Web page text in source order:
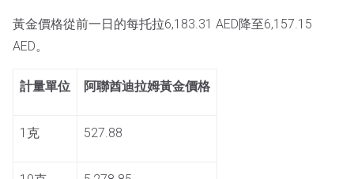
黃金價格從前一日的每托拉6,183.31 AED降至6,157.15
AED。
計量單位 阿聯酋迪拉姆黃金價格
1克 527.88